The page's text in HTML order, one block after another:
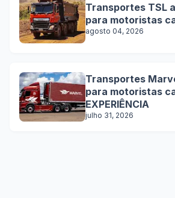
Transportes TSL
para motoristas
agosto 04, 2026
Transportes
para motoristas
EXPERIÊNCIA
julho 31, 2026